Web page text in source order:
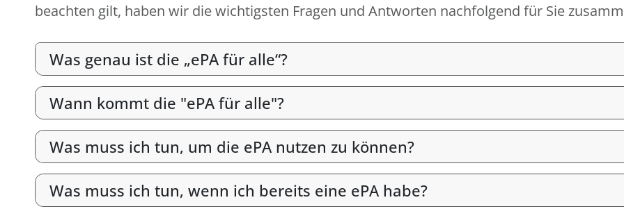
beachten gilt, haben wir die wichtigsten Fragen und Antworten nachfolgend für Sie
Was genau ist die „ePA für alle“?
Wann kommt die "ePA für alle"?
Was muss ich tun, um die ePA nutzen zu können?
Was muss ich tun, wenn ich bereits eine ePA habe?